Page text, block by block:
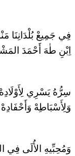
فِي جَمِيعْ بُلْدَانِنَا
اِبْنِ طٰهَ أَحْمَدَ
سِرُّهُ يَسْرِي لِأَوْلَادِهْ
وَلِأَسْبَاطِهْ وَأَحْفَادِهْ
وَمُحِبِّيهِ الأُلَى فِي